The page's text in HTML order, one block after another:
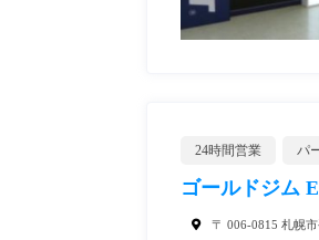
24時間営業 パ
ゴールドジム
〒 006-0815 札幌